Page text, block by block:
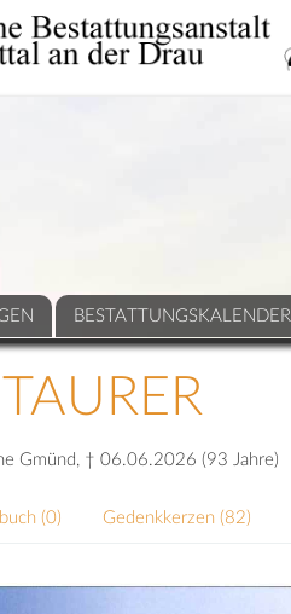
BESTATTUNGSKALENDER
Gmünd, † 06.06.2026 (93 Jahre)
(0) Gedenkkerzen (82)